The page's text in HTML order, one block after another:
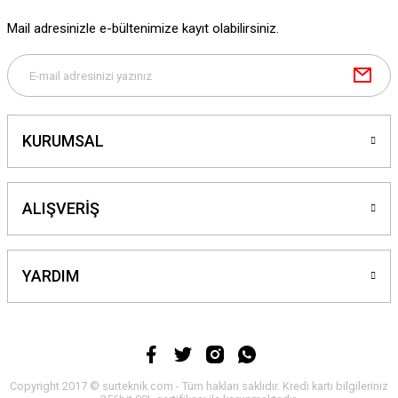
Mail adresinizle e-bültenimize kayıt olabilirsiniz.
KURUMSAL
ALIŞVERİŞ
YARDIM
Copyright 2017 © surteknik.com - Tüm hakları saklıdır. Kredi kartı bilgileriniz